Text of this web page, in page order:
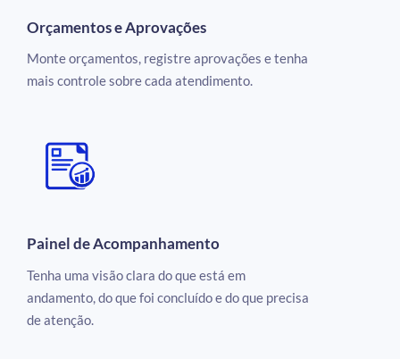
Orçamentos e Aprovações
Monte orçamentos, registre aprovações e tenha
mais controle sobre cada atendimento.
Painel de Acompanhamento
Tenha uma visão clara do que está em
andamento, do que foi concluído e do que precisa
de atenção.